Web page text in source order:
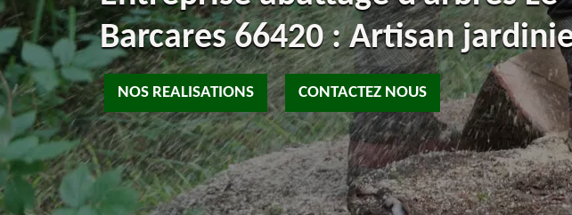
Barcares 66420 : Artisan
NOS REALISATIONS CONTACTEZ NOUS